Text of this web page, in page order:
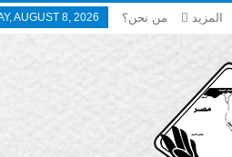
AUGUST 8, 2026 من نحن؟ المزيد